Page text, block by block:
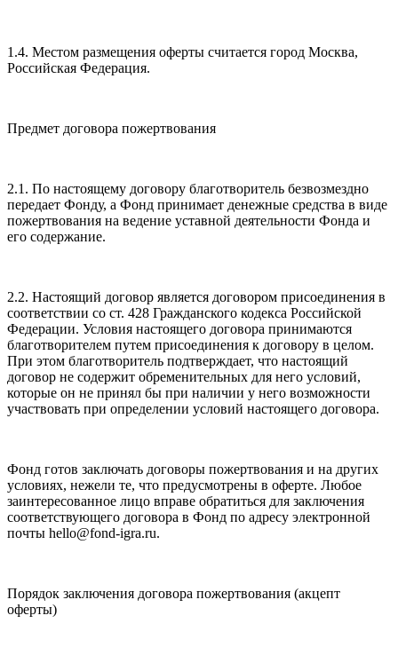
1.4. Местом размещения оферты считается город Москва,
Российская Федерация.
Предмет договора пожертвования
2.1. По настоящему договору благотворитель безвозмездно
передает Фонду, а Фонд принимает денежные средства в виде
пожертвования на ведение уставной деятельности Фонда и
его содержание.
2.2. Настоящий договор является договором присоединения в
соответствии со ст. 428 Гражданского кодекса Российской
Федерации. Условия настоящего договора принимаются
благотворителем путем присоединения к договору в целом.
При этом благотворитель подтверждает, что настоящий
договор не содержит обременительных для него условий,
которые он не принял бы при наличии у него возможности
участвовать при определении условий настоящего договора.
Фонд готов заключать договоры пожертвования и на других
условиях, нежели те, что предусмотрены в оферте. Любое
заинтересованное лицо вправе обратиться для заключения
соответствующего договора в Фонд по адресу электронной
почты hello@fond-igra.ru.
Порядок заключения договора пожертвования (акцепт
оферты)